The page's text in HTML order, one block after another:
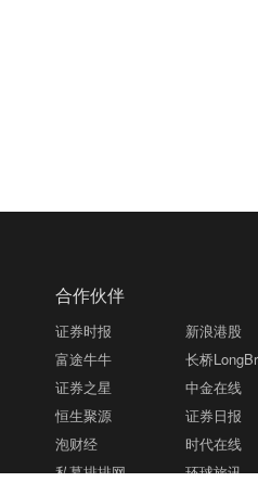
合作伙伴
证券时报 新浪港股
富途牛牛
长桥
证券之星
中金在线
恒生聚源
证券日报
泡财经
时代在线
私募排排网
环球旅讯